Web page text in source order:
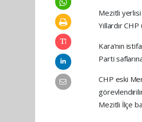
Mezitli yerlisi
Yıllardır
Kara’nın
Parti
CHP eski
Mezitli İlçe